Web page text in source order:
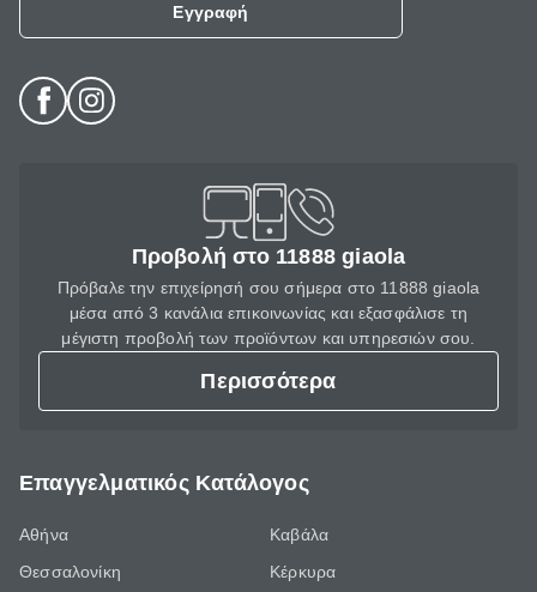
Εγγραφή
Προβολή στο 11888 giaola
Πρόβαλε την επιχείρησή σου σήμερα στο 11888 giaola
μέσα από 3 κανάλια επικοινωνίας και εξασφάλισε τη
μέγιστη προβολή των προϊόντων και υπηρεσιών σου.
Περισσότερα
Επαγγελματικός Κατάλογος
Αθήνα
Θεσσαλονίκη
Καβάλα
Κέρκυρα